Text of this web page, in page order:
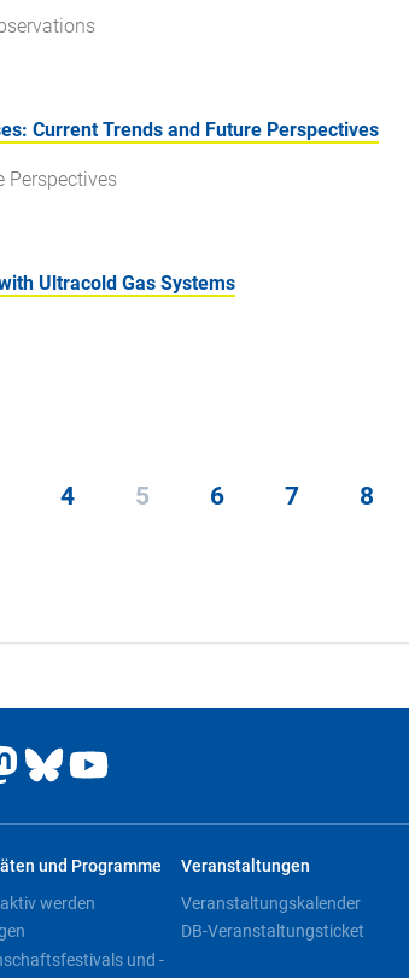
Current Trends and Future Perspectives
Perspectives
Ultracold Gas Systems
4 5 6 7 8
und Programme
werden
und -
Veranstaltungen
Veranstaltungskalender
DB-Veranstaltungsticket